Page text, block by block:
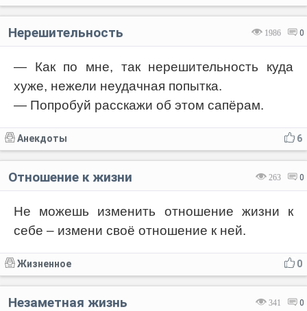
1986 0
Нерешительность
— Как по мне, так нерешительность куда
хуже, нежели неудачная попытка.
— Попробуй расскажи об этом сапёрам.
6
Анекдоты
263 0
Отношение к жизни
Не можешь изменить отношение жизни к
себе – измени своё отношение к ней.
0
Жизненное
341 0
Незаметная жизнь